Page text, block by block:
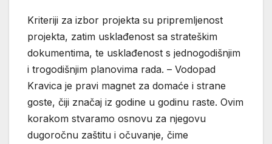
Kriteriji za izbor projekta su pripremljenost
projekta, zatim usklađenost sa strateškim
dokumentima, te usklađenost s jednogodišnjim
i trogodišnjim planovima rada. – Vodopad
Kravica je pravi magnet za domaće i strane
goste, čiji značaj iz godine u godinu raste. Ovim
korakom stvaramo osnovu za njegovu
dugoročnu zaštitu i očuvanje, čime